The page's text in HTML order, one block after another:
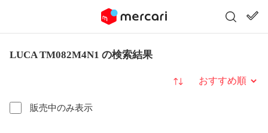
LUCA TM082M4N1 の検索結果
販売中のみ表示
並び替え